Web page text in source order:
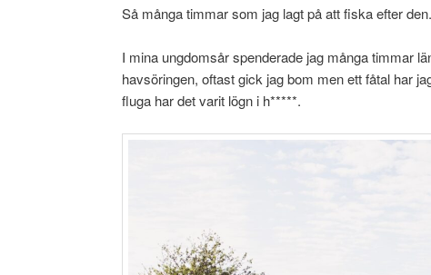
Så många timmar som jag lagt på att fiska efter
I mina ungdomsår spenderade jag många timmar
havsöringen, oftast gick jag bom men ett fåtal har
fluga har det varit lögn i h*****.